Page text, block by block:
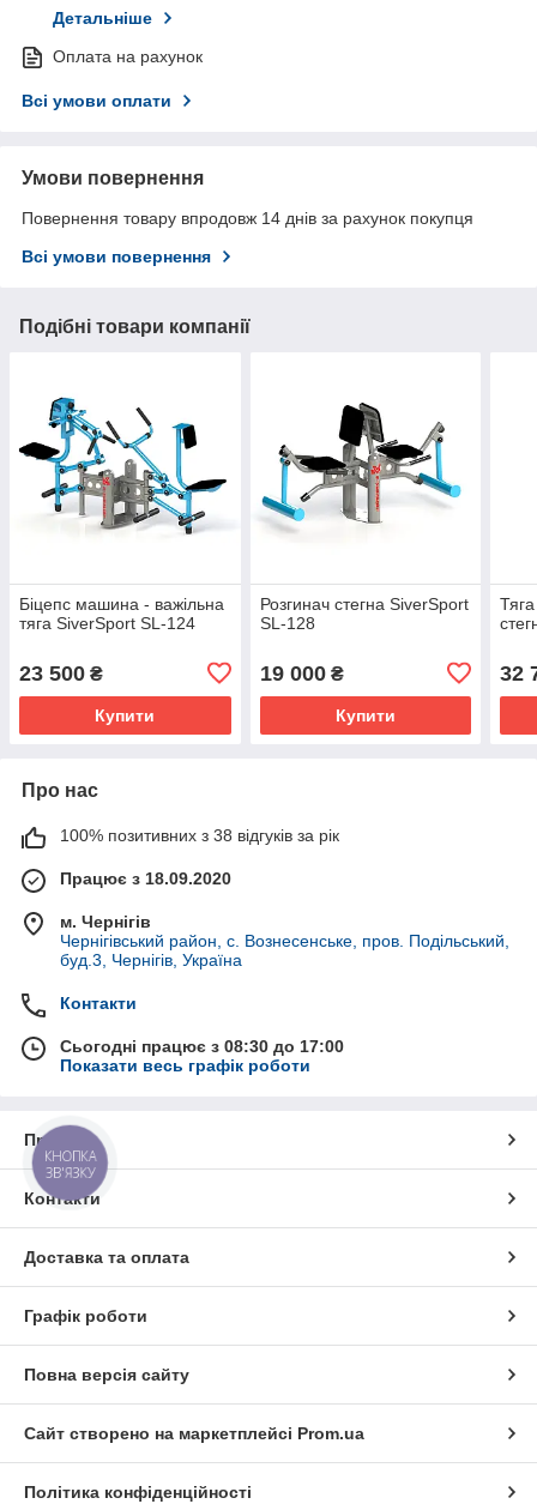
Детальніше
Оплата на рахунок
Всі умови оплати
Умови повернення
Повернення товару впродовж 14 днів за рахунок покупця
Всі умови повернення
Подібні товари компанії
Біцепс машина - важільна
тяга SiverSport SL-124
23 500 ₴
Купити
Розгинач стегна SiverSport
SL-128
19 000₴
Купити
32
Про нас
100% позитивних з 38 відгуків за рік
Працює з 18.09.2020
м. Чернігів
Чернігівський район, с. Вознесенське, пров. Подільський,
буд.3, Чернігів, Україна
Контакти
Сьогодні працює з 08:30 до 17:00
Показати весь графік роботи
Про нас
Контакти
Доставка та оплата
Графік роботи
Повна версія сайту
Сайт створено на маркетплейсі Prom.ua
Політика конфіденційності
КНОПКА
ЗВ'ЯЗКУ